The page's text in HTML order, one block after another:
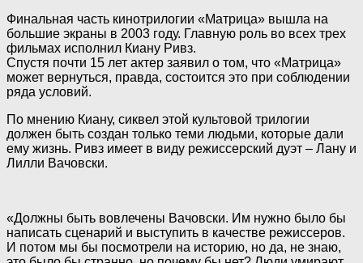
Финальная часть кинотрилогии «Матрица» вышла на
большие экраны в 2003 году. Главную роль во всех трех
фильмах исполнил Киану Ривз.
Спустя почти 15 лет актер заявил о том, что «Матрица»
может вернуться, правда, состоится это при соблюдении
ряда условий.
По мнению Киану, сиквел этой культовой трилогии
должен быть создан только теми людьми, которые дали
ему жизнь. Ривз имеет в виду режиссерский дуэт – Лану и
Лилли Вачовски.
«Должны быть вовлечены Вачовски. Им нужно было бы
написать сценарий и выступить в качестве режиссеров.
И потом мы бы посмотрели на историю, но да, не знаю,